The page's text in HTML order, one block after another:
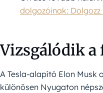
dolgozóinak:
Vizsgálódik a
A Tesla-alapító Elon Musk
különösen Nyugaton